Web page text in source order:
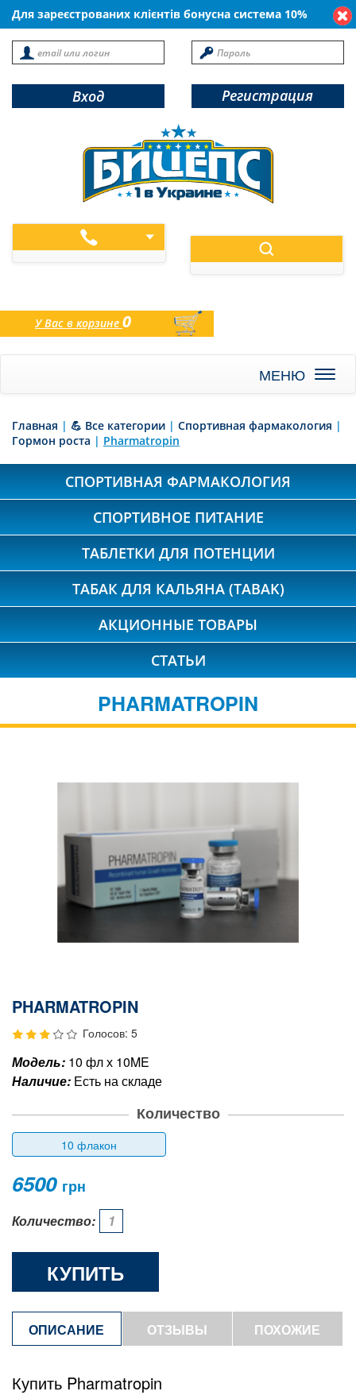
Для зареєстрованих клієнтів бонусна система 10%
Вход Регистрация
У Вас в корзине0
товаров
Главная | 💪 Все категории | Спортивная фармакология |
Гормон роста | Pharmatropin
СПОРТИВНАЯ ФАРМАКОЛОГИЯ
СПОРТИВНОЕ ПИТАНИЕ
ТАБЛЕТКИ ДЛЯ ПОТЕНЦИИ
ТАБАК ДЛЯ КАЛЬЯНА (TABAK)
АКЦИОННЫЕ ТОВАРЫ
СТАТЬИ
PHARMATROPIN
PHARMATROPIN
Голосов: 5
Модель: 10 фл х 10ME
Наличие: Есть на складе
Количество
10 флакон
6500 грн
Количество:
КУПИТЬ
ОПИСАНИЕ ОТЗЫВЫ
ПОХОЖИЕ
Купить Pharmatropin